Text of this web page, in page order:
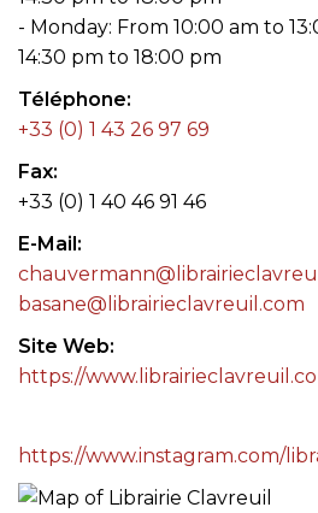
- Monday: From 10:00 am to
14:30 pm to 18:00 pm
Téléphone
+33 (0) 1 43 26 97 69
Fax
+33 (0) 1 40 46 91 46
E-Mail
basane@librairieclavreuil.com
Site Web
https://
https://www.instagram.com/